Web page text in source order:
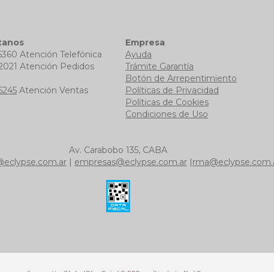
Atención Telefónica
Atención Pedidos
Atención Ventas
Empresa
Ayuda
Trámite Garantía
Botón de Arrepentimiento
Políticas de Privacidad
Políticas de Cookies
Condiciones de Uso
Av. Carabobo 135, CABA
| empresas@eclypse.com.ar |